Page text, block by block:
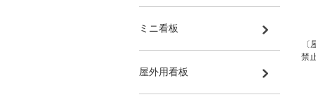
禁
ミニ看板
屋外用看板